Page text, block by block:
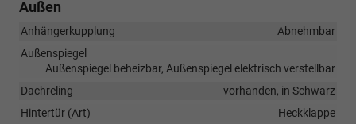
Außen
Anhängerkupplung
Abnehmbar
Außenspiegel
Außenspiegel beheizbar, Außenspiegel elektrisch verstellbar
Dachreling
vorhanden, in Schwarz
Hintertür (Art)
Heckklappe